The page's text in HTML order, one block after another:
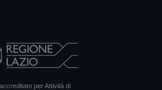
per Attività di